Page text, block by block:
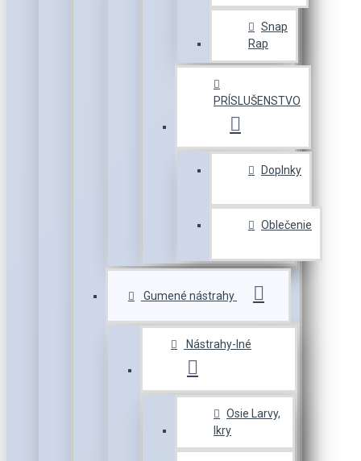
Snap
Rap
PRÍSLUŠENSTVO
Doplnky
Oblečenie
Gumené nástrahy
Nástrahy-Iné
Osie Larvy,
Ikry